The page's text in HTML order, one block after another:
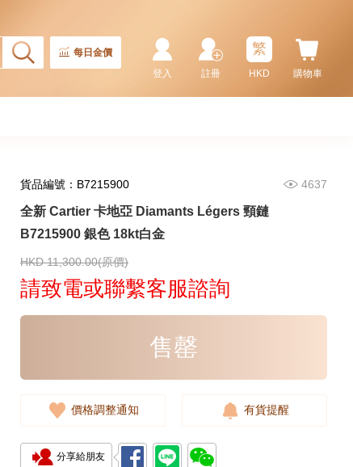
每日金價
購物車
繁
HKD
註冊
登入
貨品編號：B7215900 4637
全新 Cartier 卡地亞 Diamants Légers 頸鏈
B7215900 銀色 18kt白金
HKD 11,300.00(原價)
請致電或聯繫客服諮詢
售罄
價格調整通知 有貨提醒
分享給朋友